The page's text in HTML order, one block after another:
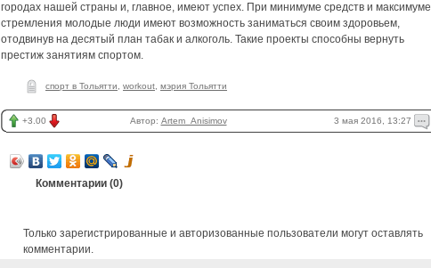
городах нашей страны и, главное, имеют успех. При минимуме средств и максимуме
стремления молодые люди имеют возможность заниматься своим здоровьем,
отодвинув на десятый план табак и алкоголь. Такие проекты способны вернуть
престиж занятиям спортом.
спорт в Тольятти workout мэрия Тольятти
+3.00 Автор: Artem_Anisimov 3 мая 2016, 13:27
Комментарии (0)
Только зарегистрированные и авторизованные пользователи могут оставлять
комментарии.